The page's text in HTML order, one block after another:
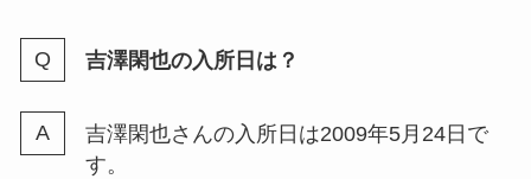
仲も調査
吉澤閑也の入所日は？
吉澤閑也さんの入所日は2009年5月24日で
す。